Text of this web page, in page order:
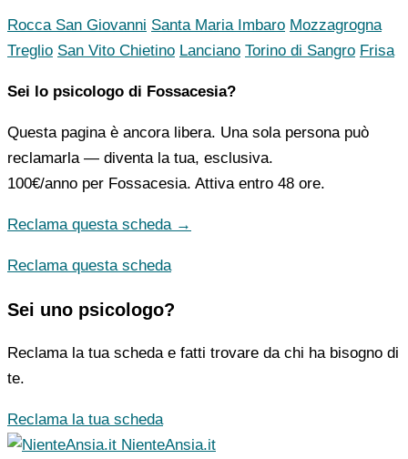
Rocca San Giovanni Santa Maria Imbaro Mozzagrogna
Treglio San Vito Chietino Lanciano Torino di Sangro Frisa
Sei lo psicologo di Fossacesia?
Questa pagina è ancora libera. Una sola persona può
reclamarla — diventa la tua, esclusiva.
100€/anno per Fossacesia. Attiva entro 48 ore.
Reclama questa scheda →
Reclama questa scheda
Sei uno psicologo?
Reclama la tua scheda e fatti trovare da chi ha bisogno di
te.
Reclama la tua scheda
NienteAnsia.it